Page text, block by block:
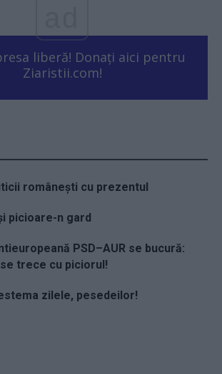
liberă! Donați aici pentru
Ziaristii.com!
românești cu prezentul
picioare-n gard
PSD–AUR se bucură:
trece cu piciorul!
zilele, pesedeilor!